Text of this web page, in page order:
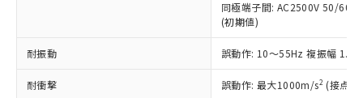
同極端子間: AC2500V 50/
(初期値)
耐振動 誤動作: 10～55Hz 複振幅
耐衝撃 誤動作: 最大1000m/s2 (接点
正式な納期状況および標準価格はお客
様のお取引先、またはお客様担当のオ
ムロン制御機器販売店・当社販売員に
オムロン制御機器販売店や当社販売拠
販売ネットワーク
」をご確認
ル) (DEHP)(別名：DOP) 1000ppm以下、フタル酸ブチ
ルベンジル（BBP） 1000ppm以下、フタル酸ジブチル
（DBP） 1000ppm以下、フタル酸ジイソブチル
但し、RoHS指令で産業用監視および制御機器に対する
図的な使用がないことを確認しています。
DBP(フタル酸ジブチル) : 1000ppm、 DIBP(フタル酸ジ
イソブチル) : 1000ppm、 BBP(フタル酸ブチルベンジ
DEHP(フタル酸ビス(2-エチルヘキシル)) : 1000ppm
全に破砕するなど、違法に輸出されな
いよう必要な手段を講じます。
当社は貴社製品を、核兵器、ミサイ
ル、化学兵器、生物兵器またはその他
武器並びにこれらの製造装置等に一切
一定数には満たないが在庫あり
在庫なし(最新の在庫状況につ
いては、お客様のお取引先、ま